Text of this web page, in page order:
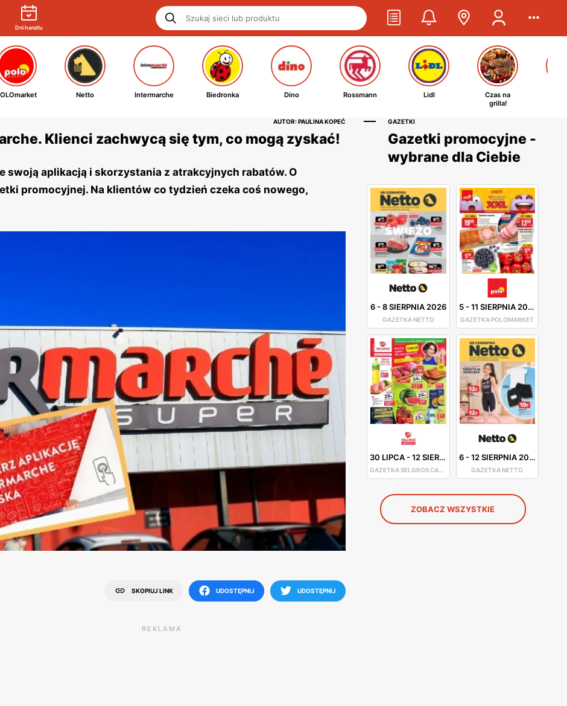
Dni handlu
Netto Intermarche Biedronka Dino Rossmann Lidl
Czas na
grilla!
AUTOR: PAULINA KOPEĆ
Klienci zachwycą się tym, co mogą zyskać!
swoją aplikacją i skorzystania z atrakcyjnych rabatów. O
promocyjnej. Na klientów co tydzień czeka coś nowego,
SKOPIUJ LINK UDOSTĘPNIJ UDOSTĘPNIJ
GAZETKI
Gazetki promocyjne -
wybrane dla Ciebie
6-8 SIERPNIA 2026
GAZETKA NETTO
5-11 SIERPNIA 2026
GAZETKA POLOMARKET
30 LIPCA-12 SIERPNIA 2026
GAZETKA SELGROS CASH&CARRY
6-12 SIERPNIA 2026
GAZETKA NETTO
ZOBACZ WSZYSTKIE
REKLAMA